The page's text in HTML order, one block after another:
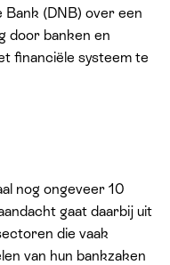
(DNB) over een
door banken en
financiële systeem te
nog ongeveer 10
gaat daarbij uit
die vaak
van hun bankzaken